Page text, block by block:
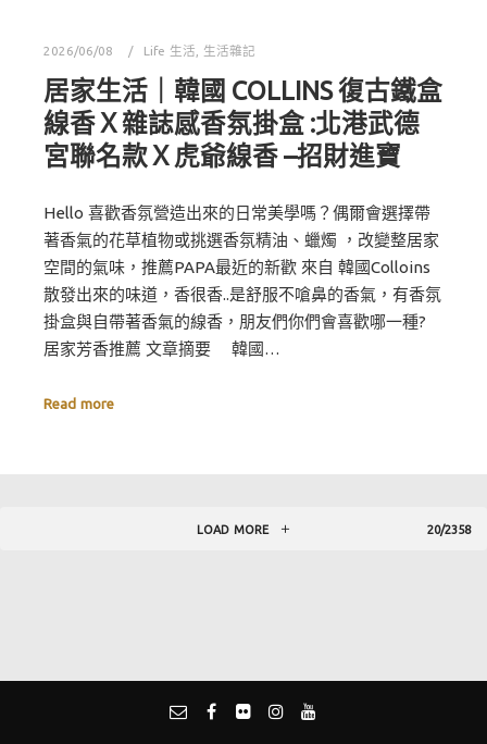
2026/06/08 Life 生活 生活雜記
居家生活｜韓國 COLLINS 復古鐵盒
線香Ｘ雜誌感香氛掛盒 :北港武德
宮聯名款Ｘ虎爺線香 –招財進寶
Hello 喜歡香氛營造出來的日常美學嗎？偶爾會選擇帶
著香氣的花草植物或挑選香氛精油、蠟燭 ，改變整居家
空間的氣味，推薦PAPA最近的新歡 來自 韓國Colloins
散發出來的味道，香很香..是舒服不嗆鼻的香氣，有香氛
掛盒與自帶著香氣的線香，朋友們你們會喜歡哪一種?
居家芳香推薦 文章摘要 韓國…
Read more
LOAD MORE 20/2358